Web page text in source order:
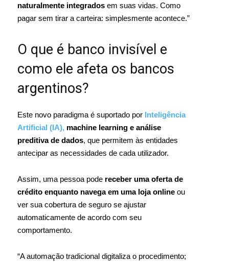
naturalmente integrados em suas vidas. Como
pagar sem tirar a carteira: simplesmente acontece.”
O que é banco invisível e
como ele afeta os bancos
argentinos?
Este novo paradigma é suportado por Inteligência
Artificial (IA), machine learning e análise
preditiva de dados, que permitem às entidades
antecipar as necessidades de cada utilizador.
Assim, uma pessoa pode receber uma oferta de
crédito enquanto navega em uma loja online ou
ver sua cobertura de seguro se ajustar
automaticamente de acordo com seu
comportamento.
“A automação tradicional digitaliza o procedimento;